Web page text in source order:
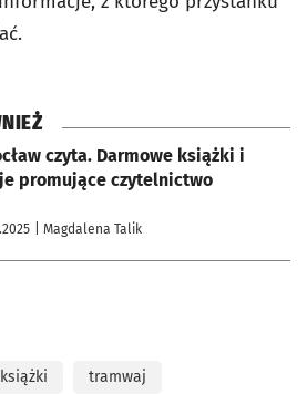
czyta. Darmowe książki i
promujące czytelnictwo
| Magdalena Talik
książki tramwaj